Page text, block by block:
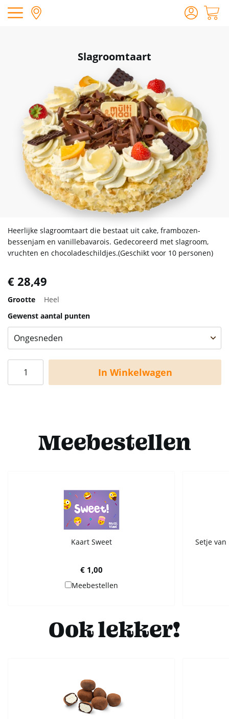
Slagroomtaart
Heerlijke slagroomtaart die bestaat uit cake, frambozen-
bessenjam en vanillebavarois. Gedecoreerd met slagroom,
vruchten en chocoladeschildjes.(Geschikt voor 10 personen)
€ 28,49
Grootte
Heel
Gewenst aantal punten
In Winkelwagen
Meebestellen
Kaart Sweet
€ 1,00
Meebestellen
Setje
Ook lekker!